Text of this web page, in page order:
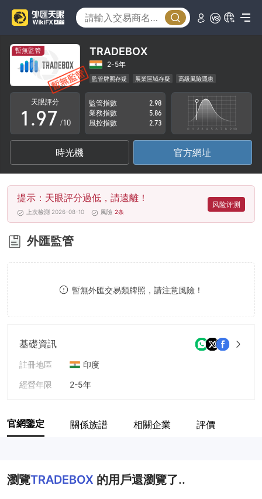
暫無監管 TRADEBOX
2-5年
監管牌照存疑 展業區域存疑 高級風險隱患
天眼評分
0
1
2
3
4
5
6
7
.
5
6
7
8
9
3
4
5
6
7
8
9
/10
監管指數
2.98
業務指數
5.86
風控指數
2.73
時光機 官方網址
提示：天眼評分過低，請遠離！
上次檢測 2026-08-10 風險 2条
风险评测
外匯監管
暫無外匯交易類牌照，請注意風險！
基礎資訊
註冊地區
印度
經營年限
2-5年
官網鑒定 關係族譜 相關企業 評價
瀏覽TRADEBOX 的用戶還瀏覽了..